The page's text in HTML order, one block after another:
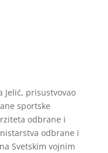
Jelić, prisustvovao
sportske
odbrane i
odbrane i
Svetskim vojnim